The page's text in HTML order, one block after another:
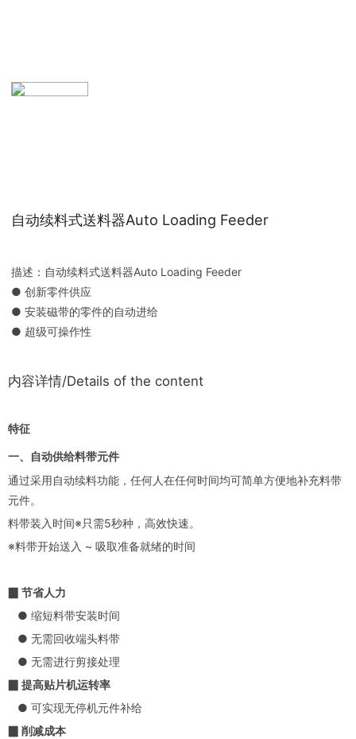
自动续料式送料器Auto Loading Feeder
描述：自动续料式送料器Auto Loading Feeder
● 创新零件供应
● 安装磁带的零件的自动进给
● 超级可操作性
内容详情/Details of the content
特征
一、自动供给料带元件
通过采用自动续料功能，任何人在任何时间均可简单方便地补充料带
元件。
料带装入时间※只需5秒种，高效快速。
※料带开始送入 ~ 吸取准备就绪的时间
▉ 节省人力
● 缩短料带安装时间
● 无需回收端头料带
● 无需进行剪接处理
▉ 提高贴片机运转率
● 可实现无停机元件补给
▉ 削减成本